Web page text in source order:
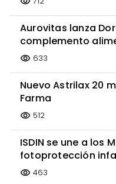
Aurovitas lanza
complemento
visibility 633
Nuevo Astrilax 20
Farma
visibility 512
ISDIN se une a los
fotoprotección
visibility 463